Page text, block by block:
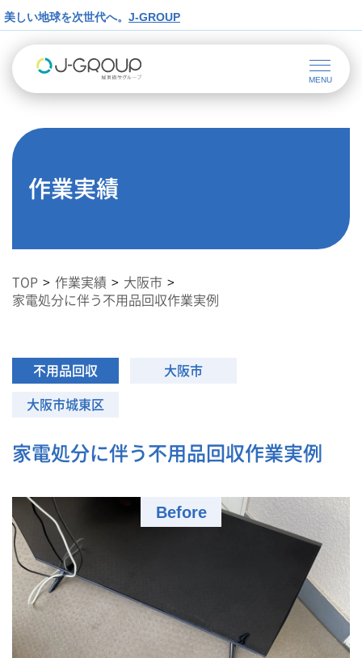
美しい地球を次世代へ。 J-GROUP
作業実績
TOP 作業実績
大阪市
家電処分に伴う不用品回収作業実例
不用品回収 大阪市
大阪市城東区
家電処分に伴う不用品回収作業実例